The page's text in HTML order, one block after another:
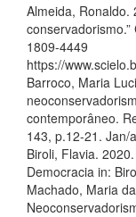
Almeida, Ronaldo.
1809-4449
https://
Barroco, Maria
contemporâneo.
143, p.12-21. Jan/
Biroli, Flavia.
Democracia in:
Machado, Maria